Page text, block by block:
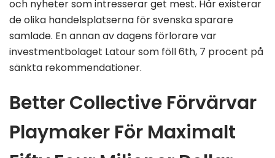
och nyheter som intresserar get mest. Här existerar
de olika handelsplatserna för svenska sparare
samlade. En annan av dagens förlorare var
investmentbolaget Latour som föll 6th, 7 procent på
sänkta rekommendationer.
Better Collective Förvärvar
Playmaker För Maximalt